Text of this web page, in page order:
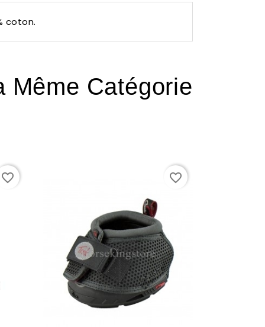
coton.
Même Catégorie
favorite_border favorite_border